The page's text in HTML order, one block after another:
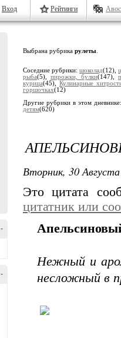
Вход Рейтинги
-
-
Выбрана рубрика рулеты
Соседние рубрики: шоколад(12),
рыба(5), пирожки, булки(147),
курица(45), Кулинарные
горшочках(12)
Другие рубрики в этом
детям(620)
Вторник, 30
Это цитата
цитатник или
Нежный и
несложный в